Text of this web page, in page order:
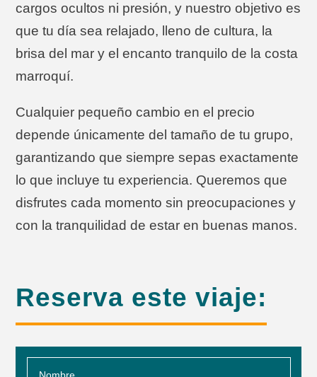
cargos ocultos ni presión, y nuestro objetivo es
que tu día sea relajado, lleno de cultura, la
brisa del mar y el encanto tranquilo de la costa
marroquí.
Cualquier pequeño cambio en el precio
depende únicamente del tamaño de tu grupo,
garantizando que siempre sepas exactamente
lo que incluye tu experiencia. Queremos que
disfrutes cada momento sin preocupaciones y
con la tranquilidad de estar en buenas manos.
Reserva este viaje: